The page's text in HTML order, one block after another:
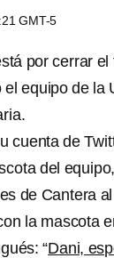
GMT-5
por cerrar el
equipo de la
cuenta de
del
de Cantera
la mascota
“Dani,